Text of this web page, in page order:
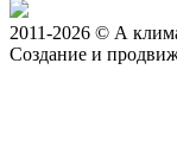
2011-2026 © А
Создание и